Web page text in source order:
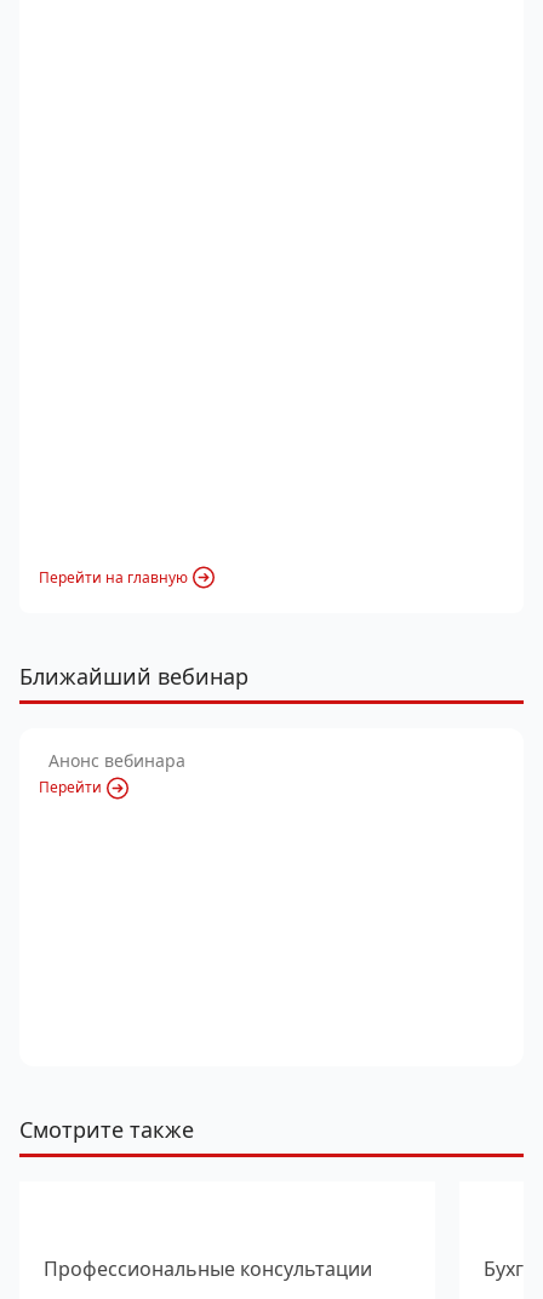
Перейти на главную
Ближайший вебинар
Анонс вебинара
Перейти
Смотрите также
Профессиональные консультации